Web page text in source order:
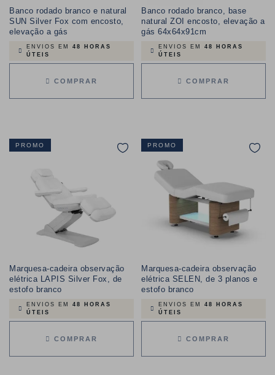
Banco rodado branco e natural
SUN Silver Fox com encosto,
elevação a gás
ENVIOS EM 48 HORAS
ÚTEIS
COMPRAR
Banco rodado branco, base
natural ZOI encosto, elevação a
gás 64x64x91cm
ENVIOS EM 48 HORAS
ÚTEIS
COMPRAR
PROMO
Marquesa-cadeira observação
elétrica LAPIS Silver Fox, de
estofo branco
ENVIOS EM 48 HORAS
ÚTEIS
COMPRAR
PROMO
Marquesa-cadeira observação
elétrica SELEN, de 3 planos e
estofo branco
ENVIOS EM 48 HORAS
ÚTEIS
COMPRAR